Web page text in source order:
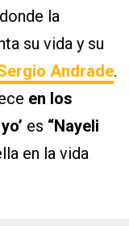
la
su vida y su
Andrade.
en los
es “Nayeli
en la vida